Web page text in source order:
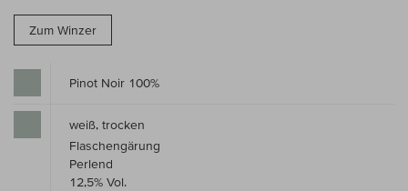
Zum Winzer
Pinot Noir 100%
weiß, trocken
Flaschengärung
Perlend
12,5% Vol.